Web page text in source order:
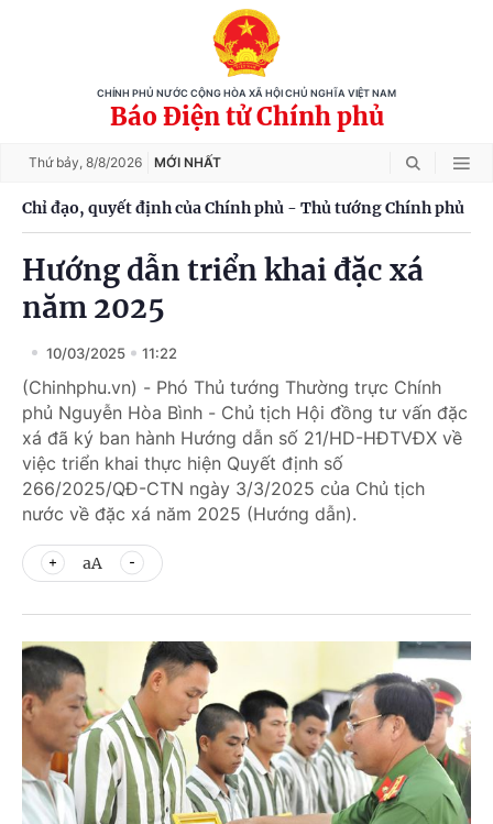
CHÍNH PHỦ NƯỚC CỘNG HÒA XÃ HỘI CHỦ NGHĨA VIỆT NAM
Báo Điện tử Chính phủ
Thứ bảy, 8/8/2026 MỚI NHẤT
Chỉ đạo, quyết định của Chính phủ - Thủ tướng Chính phủ
Hướng dẫn triển khai đặc xá
năm 2025
10/03/2025 11:22
(Chinhphu.vn) - Phó Thủ tướng Thường trực Chính
phủ Nguyễn Hòa Bình - Chủ tịch Hội đồng tư vấn đặc
xá đã ký ban hành Hướng dẫn số 21/HD-HĐTVĐX về
việc triển khai thực hiện Quyết định số
266/2025/QĐ-CTN ngày 3/3/2025 của Chủ tịch
nước về đặc xá năm 2025 (Hướng dẫn).
aA